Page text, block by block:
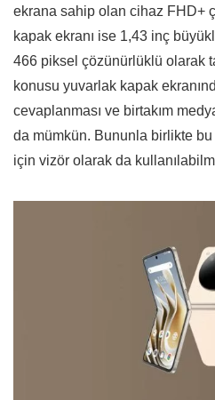
ekrana sahip olan cihaz FHD+
kapak ekranı ise 1,43 inç
466 piksel çözünürlüklü olarak
konusu yuvarlak kapak
cevaplanması ve birtakım
da mümkün. Bununla birlikte
için vizör olarak da